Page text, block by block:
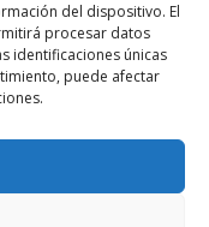
del dispositivo. El
procesar datos
identificaciones únicas
puede afectar
· by casiMedicos
pertenecen a sus